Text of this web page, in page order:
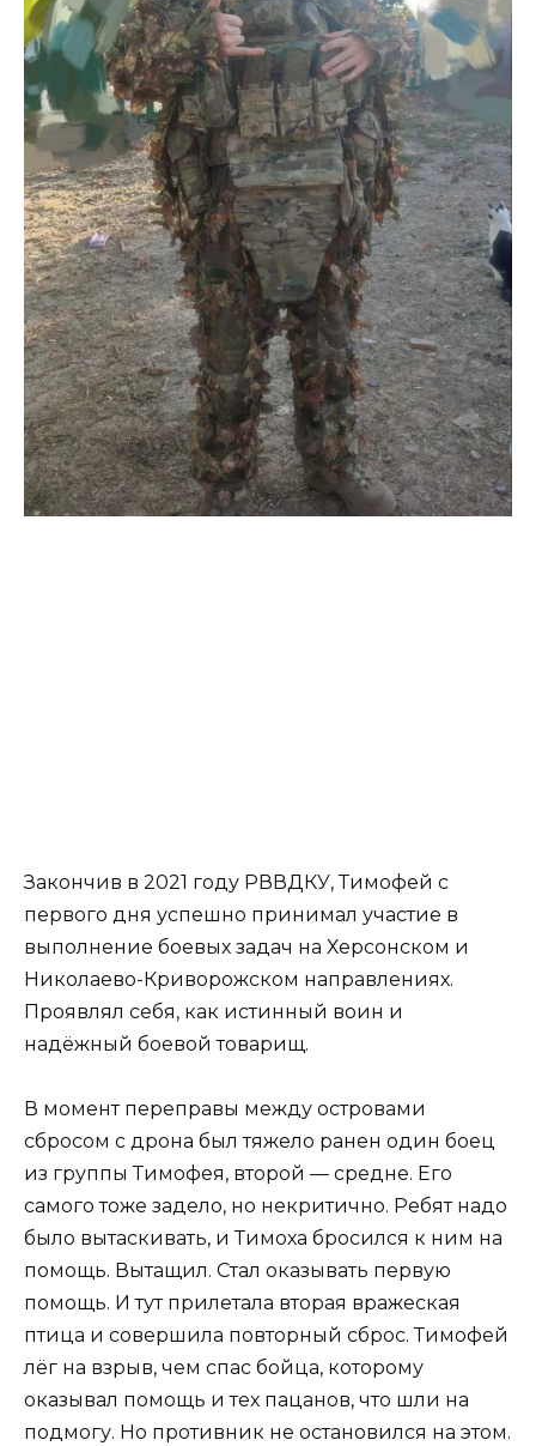
Закончив в 2021 году РВВДКУ, Тимофей с
первого дня успешно принимал участие в
выполнение боевых задач на Херсонском и
Николаево-Криворожском направлениях.
Проявлял себя, как истинный воин и
надёжный боевой товарищ.
В момент переправы между островами
сбросом с дрона был тяжело ранен один боец
из группы Тимофея, второй — средне. Его
самого тоже задело, но некритично. Ребят надо
было вытаскивать, и Тимоха бросился к ним на
помощь. Вытащил. Стал оказывать первую
помощь. И тут прилетала вторая вражеская
птица и совершила повторный сброс. Тимофей
лёг на взрыв, чем спас бойца, которому
оказывал помощь и тех пацанов, что шли на
подмогу. Но противник не остановился на этом.